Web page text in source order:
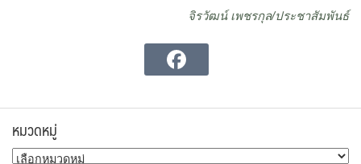
จิรวัฒน์ เพชรกุล/ประชาสัมพันธ์
หมวดหมู่
หมวด